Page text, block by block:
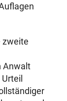
zweite
Anwalt